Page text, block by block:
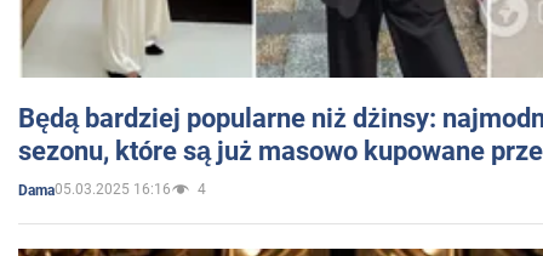
Będą bardziej popularne niż dżinsy:
sezonu, które są już masowo kupowane
Dama05.03.2025 16:16 4